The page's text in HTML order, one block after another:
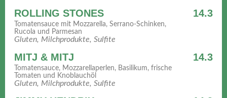
ROLLING STONES 14.3
Tomatensauce mit Mozzarella, Serrano-Schinken,
Rucola und Parmesan
Gluten, Milchprodukte, Sulfite
MITJ & MITJ 14.3
Tomatensauce, Mozzarellaperlen, Basilikum, frische
Tomaten und Knoblauchöl
Gluten, Milchprodukte, Sulfite